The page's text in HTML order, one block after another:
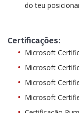
do teu
Certificações:
Microsoft
Microsoft
Microsoft
Microsoft